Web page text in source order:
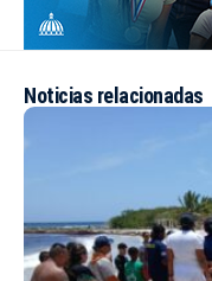
Noticias relacionadas